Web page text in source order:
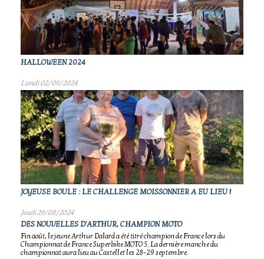
HALLOWEEN 2024
Lundi 02/09/2024
JOYEUSE BOULE : LE CHALLENGE MOISSONNIER A EU LIEU !
Jeudi 29/08/2024
DES NOUVELLES D'ARTHUR, CHAMPION MOTO
Fin août, le jeune Arthur Dalard a été titré champion de France lors du
Championnat de France Superbike MOTO 5. La dernière manche du
championnat aura lieu au Castellet les 28-29 septembre.